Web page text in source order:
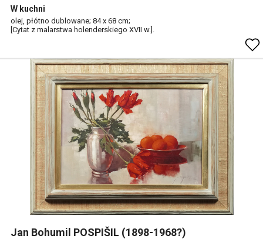
W kuchni
olej, płótno dublowane; 84 x 68 cm;
[Cytat z malarstwa holenderskiego XVII w.].
Jan Bohumil POSPIŠIL (1898-1968?)